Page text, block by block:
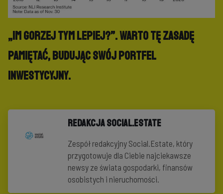
„Im gorzej tym lepiej?”. Warto tę zasadę
pamiętać, budując swój portfel
inwestycyjny.
Redakcja Social.Estate
Zespół redakcyjny Social.Estate, który
przygotowuje dla Ciebie najciekawsze
newsy ze świata gospodarki, finansów
osobistych i nieruchomości.